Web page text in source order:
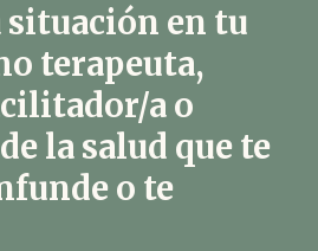
situación en tu
terapeuta,
a o
la salud que te
o te